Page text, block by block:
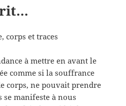
corps et traces
à mettre en avant le
comme si la souffrance
corps, ne pouvait prendre
se manifeste à nous